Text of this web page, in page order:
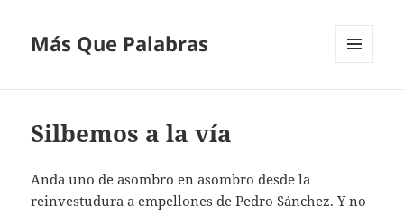
Más Que Palabras
Silbemos a la vía
Anda uno de asombro en asombro desde la
reinvestudura a empellones de Pedro Sánchez. Y no